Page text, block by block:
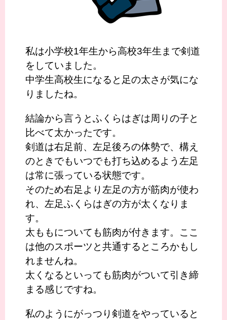
私は小学校1年生から高校3年生まで剣道
をしていました。
中学生高校生になると足の太さが気にな
りましたね。
結論から言うとふくらはぎは周りの子と
比べて太かったです。
剣道は右足前、左足後ろの体勢で、構え
のときでもいつでも打ち込めるよう左足
は常に張っている状態です。
そのため右足より左足の方が筋肉が使わ
れ、左足ふくらはぎの方が太くなりま
す。
太ももについても筋肉が付きます。ここ
は他のスポーツと共通するところかもし
れませんね。
太くなるといっても筋肉がついて引き締
まる感じですね。
私のようにがっつり剣道をやっていると